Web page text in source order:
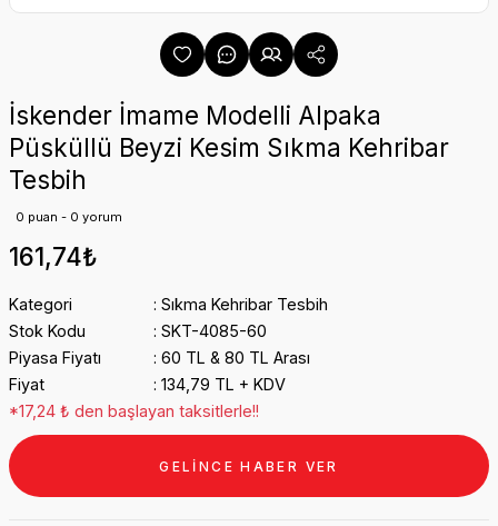
İskender İmame Modelli Alpaka
Püsküllü Beyzi Kesim Sıkma Kehribar
Tesbih
0 puan - 0 yorum
161,74₺
Kategori
Sıkma Kehribar Tesbih
Stok Kodu
SKT-4085-60
Piyasa Fiyatı
60 TL & 80 TL Arası
Fiyat
134,79 TL + KDV
*17,24 ₺ den başlayan taksitlerle!!
GELİNCE HABER VER